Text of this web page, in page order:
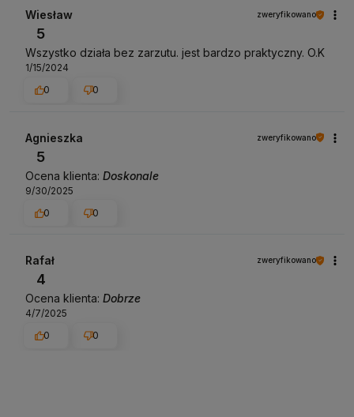
Wiesław zweryfikowano
5
Wszystko działa bez zarzutu. jest bardzo praktyczny. O.K
1/15/2024
0
0
Agnieszka zweryfikowano
5
Ocena klienta: Doskonale
9/30/2025
0
0
Rafał zweryfikowano
4
Ocena klienta: Dobrze
4/7/2025
0
0